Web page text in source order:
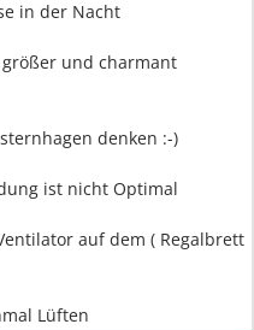
in der Nacht
und charmant
denken :-)
ist nicht Optimal
auf dem ( Regalbrett
Lüften